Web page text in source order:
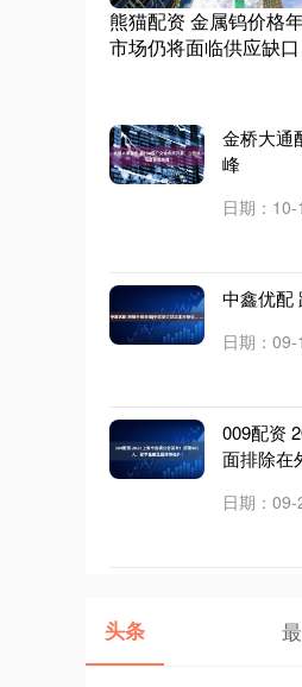
熊猫配资 金属钨价格
市场仍将面临供应缺口
金桥大通
峰
日期：10-
中鑫优
日期：09-
009配资
面排除在
日期：09-
头条